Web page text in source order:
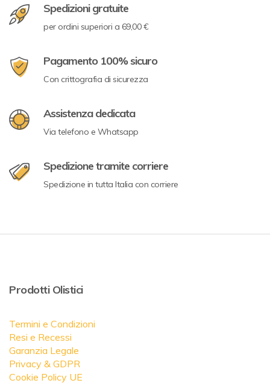
Spedizioni gratuite
per ordini superiori a 69,00 €
Pagamento 100% sicuro
Con crittografia di sicurezza
Assistenza dedicata
Via telefono e Whatsapp
Spedizione tramite corriere
Spedizione in tutta Italia con corriere
Prodotti Olistici
Termini e Condizioni
Resi e Recessi
Garanzia Legale
Privacy & GDPR
Cookie Policy UE